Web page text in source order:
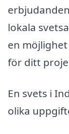
lokala
en
för ditt
En svets i
olika